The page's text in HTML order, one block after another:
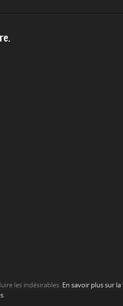
les indésirables. En savoir plus sur
.